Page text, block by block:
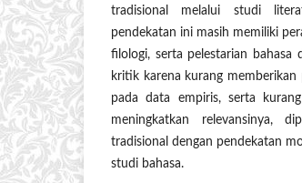
tradisional melalui studi
pendekatan ini masih memiliki
filologi, serta pelestarian bahasa
kritik karena kurang
pada data empiris, serta
meningkatkan relevansinya,
tradisional dengan pendekatan
studi bahasa.